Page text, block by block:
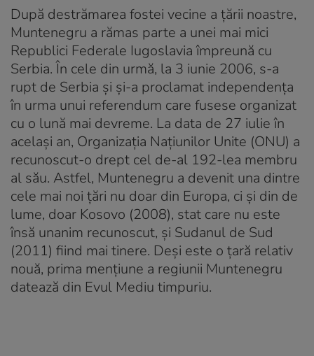
După destrămarea fostei vecine a țării noastre,
Muntenegru a rămas parte a unei mai mici
Republici Federale Iugoslavia împreună cu
Serbia. În cele din urmă, la 3 iunie 2006, s-a
rupt de Serbia și și-a proclamat independența
în urma unui referendum care fusese organizat
cu o lună mai devreme. La data de 27 iulie în
același an, Organizația Națiunilor Unite (ONU) a
recunoscut-o drept cel de-al 192-lea membru
al său. Astfel, Muntenegru a devenit una dintre
cele mai noi țări nu doar din Europa, ci și din de
lume, doar Kosovo (2008), stat care nu este
însă unanim recunoscut, și Sudanul de Sud
(2011) fiind mai tinere. Deși este o țară relativ
nouă, prima mențiune a regiunii Muntenegru
datează din Evul Mediu timpuriu.